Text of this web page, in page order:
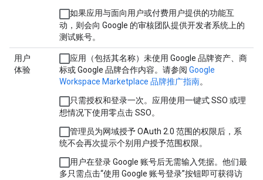
如果应用与面向用户或付费用户提供的功能互
动，则会向 Google 的审核团队提供开发者系统上的
测试账号。
用户
体验
应用（包括其名称）未使用 Google 品牌资产、商
标或 Google 品牌合作内容。请参阅 Google
Workspace Marketplace 品牌推广指南。
只需授权和登录一次。应用使用一键式 SSO 或理
想情况下使用零点击 SSO。
管理员为网域授予 OAuth 2.0 范围的权限后，系
统不会再次提示个别用户授予范围权限。
用户在登录 Google 账号后无需输入凭据。他们最
多只需点击“使用 Google 账号登录”按钮即可获得访